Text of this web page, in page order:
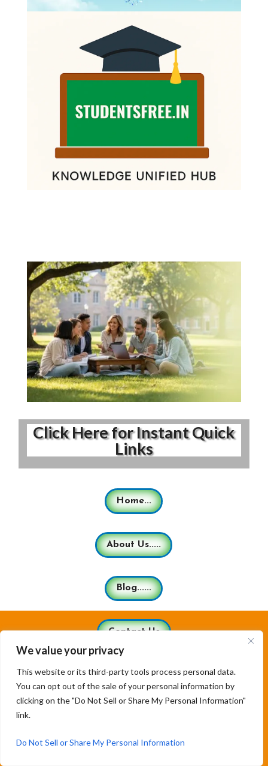
We value your privacy
This website or its third-party tools process personal data.
You can opt out of the sale of your personal information by
clicking on the "Do Not Sell or Share My Personal Information"
link.
Do Not Sell or Share My Personal Information
Click Here for Instant Quick
Links
Home...
About Us.....
Blog......
Contact Us
Terms and Conditions